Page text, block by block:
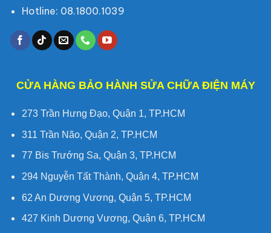
Hotline: 08.1800.1039
CỬA HÀNG BẢO HÀNH SỬA CHỮA ĐIỆN MÁY
273 Trần Hưng Đạo, Quận 1, TP.HCM
311 Trần Não, Quận 2, TP.HCM
77 Bis Trướng Sa, Quận 3, TP.HCM
294 Nguyễn Tất Thành, Quận 4, TP.HCM
62 An Dương Vương, Quận 5, TP.HCM
427 Kinh Dương Vương, Quận 6, TP.HCM